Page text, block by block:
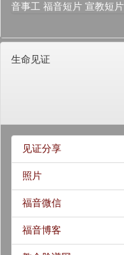
音事工 福音短片 宣教短片
生命见证
见证分享
照片
福音微信
福音博客